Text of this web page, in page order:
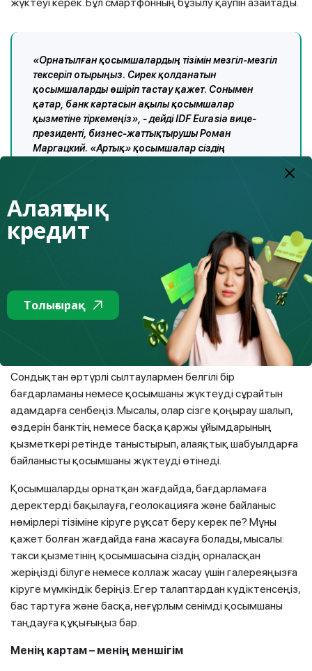
жүктеуі керек. Бұл смартфонның бұзылу қаупін азайтады.
«Орнатылған қосымшалардың тізімін мезгіл-мезгіл
тексеріп отырыңыз. Сирек қолданатын
қосымшаларды өшіріп тастау қажет. Сонымен
қатар, банк картасын ақылы қосымшалар
қызметіне тіркемеңіз», - дейді IDF Eurasia вице-
президенті, бизнес-жаттықтырушы Роман
Маргацкий. «Артық» қосымшалар сіздің
Көбінесе алаяқтар сіздің деректеріңізді алу және
гаджетіңізді басқару үшін қашықтан қол жеткізудің
заңды бағдарламаларын пайдаланады. Осы
бағдарламалардың көмегімен қылмыскерлер парольдері
мен кодтары бар банктен SMS-ті оқып, мобильдік банк
қосымшасына кіріп, ақша аудара алады немесе сіздің
атыңызға кредит ала алады. Егер сіз осындай қосымшаны
ұялы телефонға орнатсаңыз, мұның бәрі мүмкін болады.
Сондықтан әртүрлі сылтаулармен белгілі бір
бағдарламаны немесе қосымшаны жүктеуді сұрайтын
адамдарға сенбеңіз. Мысалы, олар сізге қоңырау шалып,
өздерін банктің немесе басқа қаржы ұйымдарының
қызметкері ретінде таныстырып, алаяқтық шабуылдарға
байланысты қосымшаны жүктеуді өтінеді.
Қосымшаларды орнатқан жағдайда, бағдарламаға
деректерді бақылауға, геолокацияға және байланыс
нөмірлері тізіміне кіруге рұқсат беру керек пе? Мұны
қажет болған жағдайда ғана жасауға болады, мысалы:
такси қызметінің қосымшасына сіздің орналасқан
жеріңізді білуге немесе коллаж жасау үшін галереяңызға
кіруге мүмкіндік беріңіз. Егер талаптардан күдіктенсеңіз,
бас тартуға және басқа, неғұрлым сенімді қосымшаны
таңдауға құқығыңыз бар.
Менің картам – менің меншігім
Алаяқтық
кредит
Толығырақ